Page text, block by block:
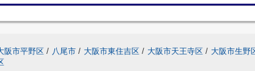
阪市平野区 / 八尾市 / 大阪市東住吉区 / 大阪市天王寺区 / 大阪市生野